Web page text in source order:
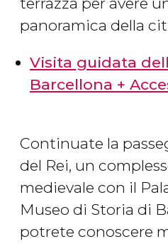
panoramica della
Visita guidata
Barcellona +
Continuate la
del Rei, un
medievale con il
Museo di Storia di
potrete conoscere